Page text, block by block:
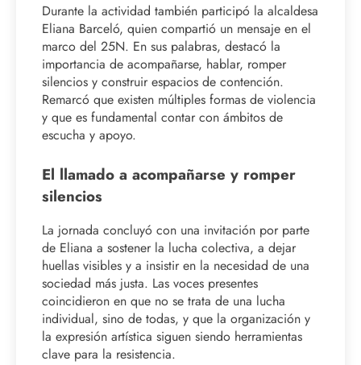
Durante la actividad también participó la alcaldesa
Eliana Barceló, quien compartió un mensaje en el
marco del 25N. En sus palabras, destacó la
importancia de acompañarse, hablar, romper
silencios y construir espacios de contención.
Remarcó que existen múltiples formas de violencia
y que es fundamental contar con ámbitos de
escucha y apoyo.
El llamado a acompañarse y romper
silencios
La jornada concluyó con una invitación por parte
de Eliana a sostener la lucha colectiva, a dejar
huellas visibles y a insistir en la necesidad de una
sociedad más justa. Las voces presentes
coincidieron en que no se trata de una lucha
individual, sino de todas, y que la organización y
la expresión artística siguen siendo herramientas
clave para la resistencia.